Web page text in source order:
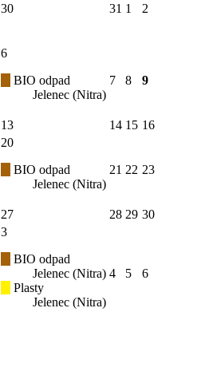
30 31 1 2
6
BIO odpad
Jelenec (Nitra)
7 8 9
13 14 15 16
20
BIO odpad
Jelenec (Nitra)
21 22 23
27 28 29 30
3
BIO odpad
Jelenec (Nitra)
Plasty
Jelenec (Nitra)
4 5 6